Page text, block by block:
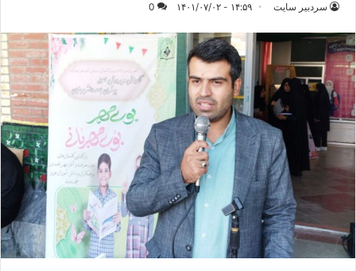
سردبیر سایت ۱۴:۵۹ - ۱۴۰۱/۰۷/۰۲ 0